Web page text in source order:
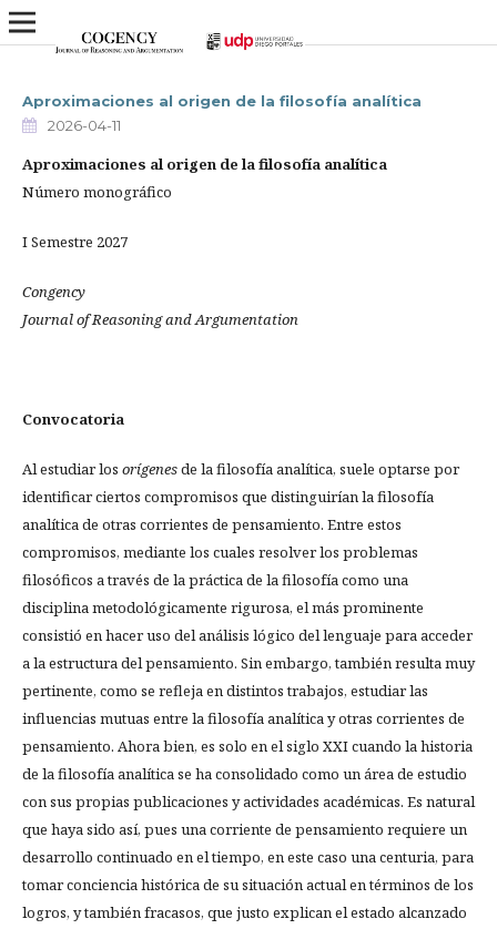
Aproximaciones al origen de la filosofía analítica
2026-04-11
Aproximaciones al origen de la filosofía analítica
Número monográfico
I Semestre 2027
Congency
Journal of Reasoning and Argumentation
Convocatoria
Al estudiar los orígenesde la filosofía analítica, suele optarse por
identificar ciertos compromisos que distinguirían la filosofía
analítica de otras corrientes de pensamiento. Entre estos
compromisos, mediante los cuales resolver los problemas
filosóficos a través de la práctica de la filosofía como una
disciplina metodológicamente rigurosa, el más prominente
consistió en hacer uso del análisis lógico del lenguaje para acceder
a la estructura del pensamiento. Sin embargo, también resulta muy
pertinente, como se refleja en distintos trabajos, estudiar las
influencias mutuas entre la filosofía analítica y otras corrientes de
pensamiento. Ahora bien, es solo en el siglo XXI cuando la historia
de la filosofía analítica se ha consolidado como un área de estudio
con sus propias publicaciones y actividades académicas. Es natural
que haya sido así, pues una corriente de pensamiento requiere un
desarrollo continuado en el tiempo, en este caso una centuria, para
tomar conciencia histórica de su situación actual en términos de los
logros, y también fracasos, que justo explican el estado alcanzado